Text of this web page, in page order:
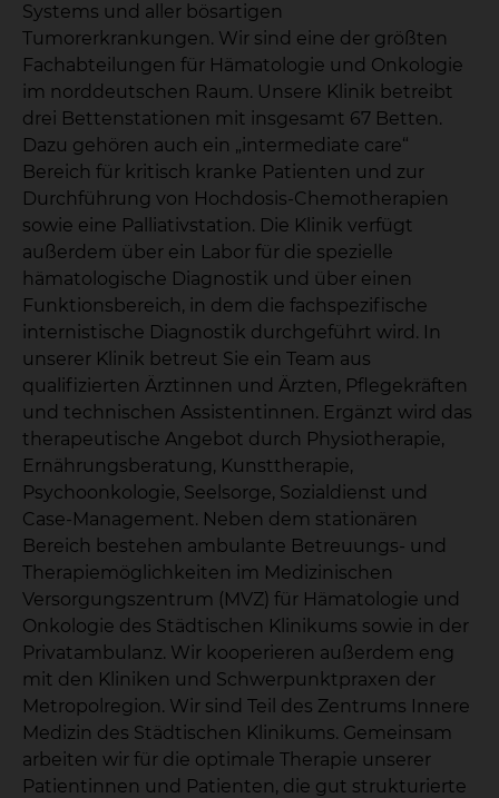
Systems und aller bösartigen
Tumorerkrankungen. Wir sind eine der größten
Fachabteilungen für Hämatologie und Onkologie
im norddeutschen Raum. Unsere Klinik betreibt
drei Bettenstationen mit insgesamt 67 Betten.
Dazu gehören auch ein „intermediate care“
Bereich für kritisch kranke Patienten und zur
Durchführung von Hochdosis-Chemotherapien
sowie eine Palliativstation. Die Klinik verfügt
außerdem über ein Labor für die spezielle
hämatologische Diagnostik und über einen
Funktionsbereich, in dem die fachspezifische
internistische Diagnostik durchgeführt wird. In
unserer Klinik betreut Sie ein Team aus
qualifizierten Ärztinnen und Ärzten, Pflegekräften
und technischen Assistentinnen. Ergänzt wird das
therapeutische Angebot durch Physiotherapie,
Ernährungsberatung, Kunsttherapie,
Psychoonkologie, Seelsorge, Sozialdienst und
Case-Management. Neben dem stationären
Bereich bestehen ambulante Betreuungs- und
Therapiemöglichkeiten im Medizinischen
Versorgungszentrum (MVZ) für Hämatologie und
Onkologie des Städtischen Klinikums sowie in der
Privatambulanz. Wir kooperieren außerdem eng
mit den Kliniken und Schwerpunktpraxen der
Metropolregion. Wir sind Teil des Zentrums Innere
Medizin des Städtischen Klinikums. Gemeinsam
arbeiten wir für die optimale Therapie unserer
Patientinnen und Patienten, die gut strukturierte